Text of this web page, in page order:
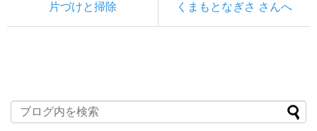
片づけと掃除 くまもとなぎさ さんへ